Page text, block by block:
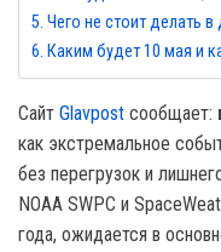
Чего не стоит делать
Каким будет 10 мая и
Сайт Glavpost сообщает:
как экстремальное
без перегрузок и
NOAA SWPC и
года, ожидается в